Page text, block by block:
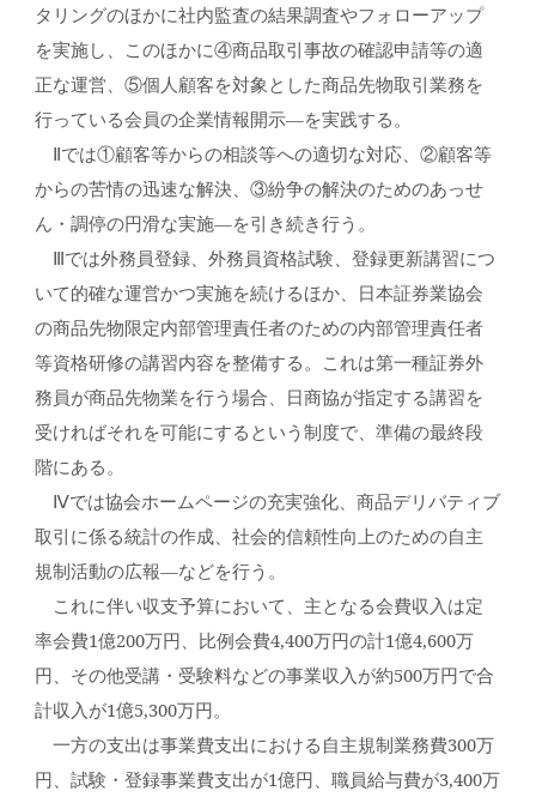
タリングのほかに社内監査の結果調査やフォローアップ
を実施し、このほかに④商品取引事故の確認申請等の適
正な運営、⑤個人顧客を対象とした商品先物取引業務を
行っている会員の企業情報開示―を実践する。
Ⅱでは①顧客等からの相談等への適切な対応、②顧客等
からの苦情の迅速な解決、③紛争の解決のためのあっせ
ん・調停の円滑な実施―を引き続き行う。
Ⅲでは外務員登録、外務員資格試験、登録更新講習につ
いて的確な運営かつ実施を続けるほか、日本証券業協会
の商品先物限定内部管理責任者のための内部管理責任者
等資格研修の講習内容を整備する。これは第一種証券外
務員が商品先物業を行う場合、日商協が指定する講習を
受ければそれを可能にするという制度で、準備の最終段
階にある。
Ⅳでは協会ホームページの充実強化、商品デリバティブ
取引に係る統計の作成、社会的信頼性向上のための自主
規制活動の広報―などを行う。
これに伴い収支予算において、主となる会費収入は定
率会費1億200万円、比例会費4,400万円の計1億4,600万
円、その他受講・受験料などの事業収入が約500万円で合
計収入が1億5,300万円。
一方の支出は事業費支出における自主規制業務費300万
円、試験・登録事業費支出が1億円、職員給与費が3,400万